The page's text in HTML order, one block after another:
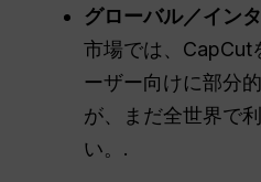
グローバル／イン
市場では、CapCut
ーザー向けに部分
が、まだ全世界で
い。.